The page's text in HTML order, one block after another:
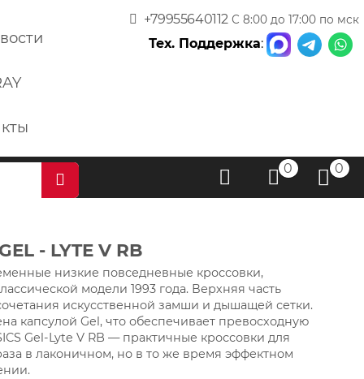
+79955640112 С 8:00 до 17:00 по мск
Тех. Поддержка:
0 0
- LYTE V RB
низкие повседневные кроссовки,
модели 1993 года. Верхняя часть
искусственной замши и дышащей сетки.
капсулой Gel, что обеспечивает превосходную
Gel-Lyte V RB — практичные кроссовки для
в лаконичном, но в то же время эффектном